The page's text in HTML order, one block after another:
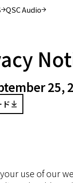
ィンドウで開きます
QSC Audio
（新しいウィンドウ
25,
で開きます）
use of our